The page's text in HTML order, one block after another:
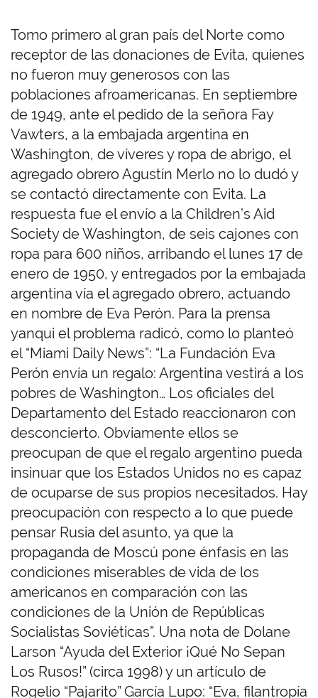
Tomo primero al gran país del Norte como
receptor de las donaciones de Evita, quienes
no fueron muy generosos con las
poblaciones afroamericanas. En septiembre
de 1949, ante el pedido de la señora Fay
Vawters, a la embajada argentina en
Washington, de víveres y ropa de abrigo, el
agregado obrero Agustín Merlo no lo dudó y
se contactó directamente con Evita. La
respuesta fue el envío a la Children’s Aid
Society de Washington, de seis cajones con
ropa para 600 niños, arribando el lunes 17 de
enero de 1950, y entregados por la embajada
argentina vía el agregado obrero, actuando
en nombre de Eva Perón. Para la prensa
yanqui el problema radicó, como lo planteó
el “Miami Daily News”: “La Fundación Eva
Perón envía un regalo: Argentina vestirá a los
pobres de Washington… Los oficiales del
Departamento del Estado reaccionaron con
desconcierto. Obviamente ellos se
preocupan de que el regalo argentino pueda
insinuar que los Estados Unidos no es capaz
de ocuparse de sus propios necesitados. Hay
preocupación con respecto a lo que puede
pensar Rusia del asunto, ya que la
propaganda de Moscú pone énfasis en las
condiciones miserables de vida de los
americanos en comparación con las
condiciones de la Unión de Repúblicas
Socialistas Soviéticas”. Una nota de Dolane
Larson “Ayuda del Exterior ¡Qué No Sepan
Los Rusos!” (circa 1998) y un artículo de
Rogelio “Pajarito” García Lupo: “Eva, filantropía